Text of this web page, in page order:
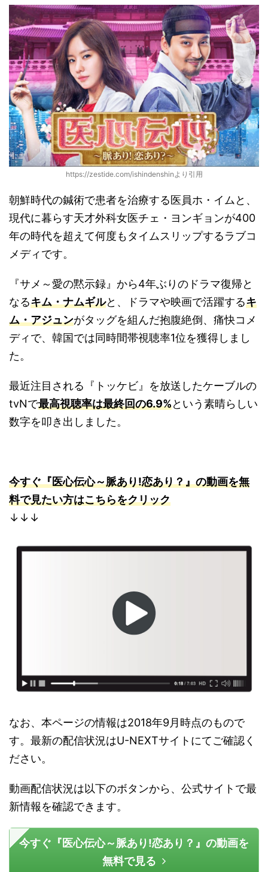
https://zestide.com/ishindenshinより引用
朝鮮時代の鍼術で患者を治療する医員ホ・イムと、
現代に暮らす天才外科女医チェ・ヨンギョンが400
年の時代を超えて何度もタイムスリップするラブコ
メディです。
『サメ～愛の黙示録』から4年ぶりのドラマ復帰と
なるキム・ナムギルと、ドラマや映画で活躍するキ
ム・アジュンがタッグを組んだ抱腹絶倒、痛快コメ
ディで、韓国では同時間帯視聴率1位を獲得しまし
た。
最近注目される『トッケビ』を放送したケーブルの
tvNで最高視聴率は最終回の6.9%という素晴らしい
数字を叩き出しました。
今すぐ『医心伝心～脈あり!恋あり？』の動画を無
料で見たい方はこちらをクリック
↓↓↓
なお、本ページの情報は2018年9月時点のもので
す。最新の配信状況はU-NEXTサイトにてご確認く
ださい。
動画配信状況は以下のボタンから、公式サイトで最
新情報を確認できます。
今すぐ『医心伝心～脈あり!恋あり？』の動画を
無料で見る